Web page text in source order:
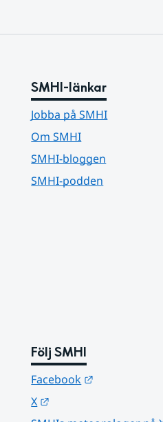
SMHI-länkar
Jobba på SMHI
Om SMHI
SMHI-bloggen
SMHI-podden
Följ SMHI
Facebook
X